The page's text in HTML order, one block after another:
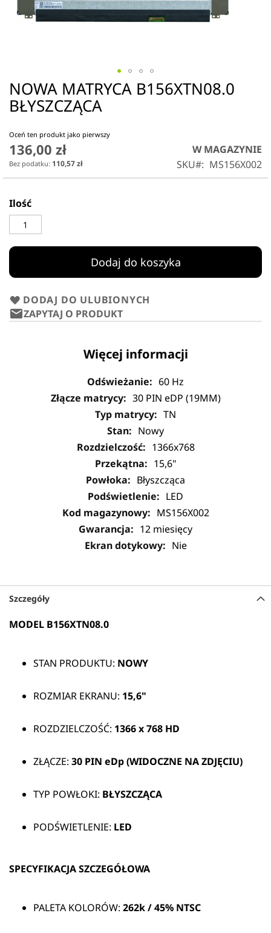
Przejdź
na
początek
NOWA MATRYCA B156XTN08.0
BŁYSZCZĄCA
Oceń ten produkt jako pierwszy
136,00 zł
110,57 zł
W MAGAZYNIE
SKU
MS156X002
Ilość
Dodaj do koszyka
DODAJ DO ULUBIONYCH
ZAPYTAJ O PRODUKT
Więcej informacji
60 Hz
30 PIN eDP (19MM)
TN
Nowy
1366x768
15,6"
Błyszcząca
LED
MS156X002
12 miesięcy
Nie
Szczegóły
MODEL B156XTN08.0
STAN PRODUKTU: NOWY
ROZMIAR EKRANU: 15,6"
ROZDZIELCZOŚĆ: 1366 x 768 HD
ZŁĄCZE: 30 PIN eDp (WIDOCZNE NA ZDJĘCIU)
TYP POWŁOKI: BŁYSZCZĄCA
PODŚWIETLENIE: LED
SPECYFIKACJA SZCZEGÓŁOWA
PALETA KOLORÓW: 262k / 45% NTSC